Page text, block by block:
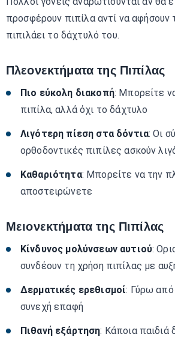
προσφέρουν πιπίλα αντί να αφήσουν
πιπιλάει το δάχτυλό του.
Πλεονεκτήματα της Πιπίλας
Πιο εύκολη διακοπή: Μπορείτε
πιπίλα, αλλά όχι το δάχτυλο
Λιγότερη πίεση στα δόντια: Οι
ορθοδοντικές πιπίλες ασκούν
Καθαριότητα: Μπορείτε να την
αποστειρώνετε
Μειονεκτήματα της Πιπίλας
Κίνδυνος μολύνσεων αυτιού:
συνδέουν τη χρήση πιπίλας με
Δερματικές ερεθισμοί: Γύρω
συνεχή επαφή
Πιθανή εξάρτηση: Κάποια παιδιά